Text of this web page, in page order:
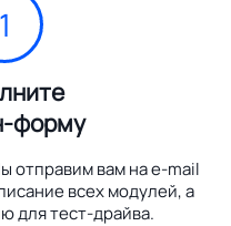
1
форму
отправим вам на e-mail
всех модулей, а
для тест-драйва.